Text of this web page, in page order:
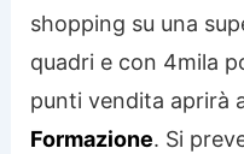
shopping su una
quadri e con 4mila
punti vendita aprirà
Formazione. Si